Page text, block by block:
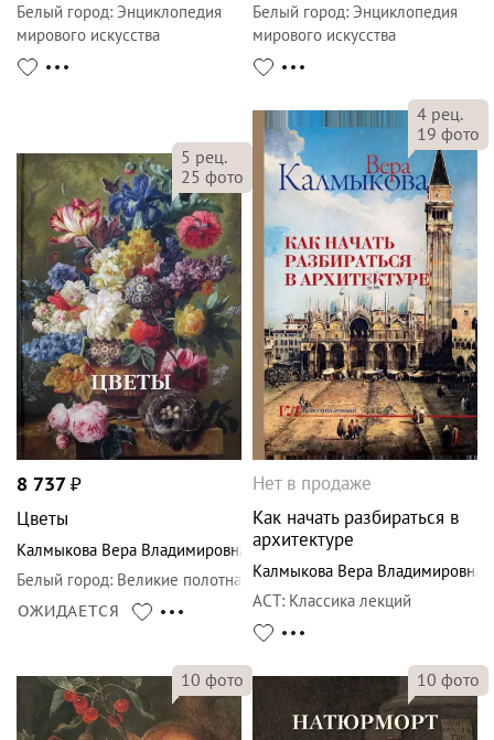
Белый город: Энциклопедия
мирового искусства
Белый город: Энциклопедия
мирового искусства
5 рец.
25 фото
8 737 ₽
Цветы
Калмыкова Вера Владимировна
Белый город: Великие полотна
ОЖИДАЕТСЯ
4 рец.
19 фото
Нет в продаже
Как начать разбираться в
архитектуре
Калмыкова Вера Владимировна
АСТ: Классика лекций
10 фото 10 фото